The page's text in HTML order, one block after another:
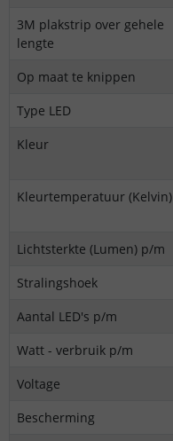
3M plakstrip over gehele
lengte
Op maat te knippen
Type LED
Kleur
Kleurtemperatuur (Kelvin)
Lichtsterkte (Lumen) p/m
Stralingshoek
Aantal LED's p/m
Watt - verbruik p/m
Voltage
Bescherming